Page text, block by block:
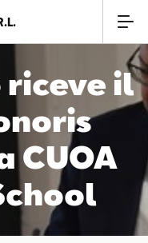
riceve il
CUOA